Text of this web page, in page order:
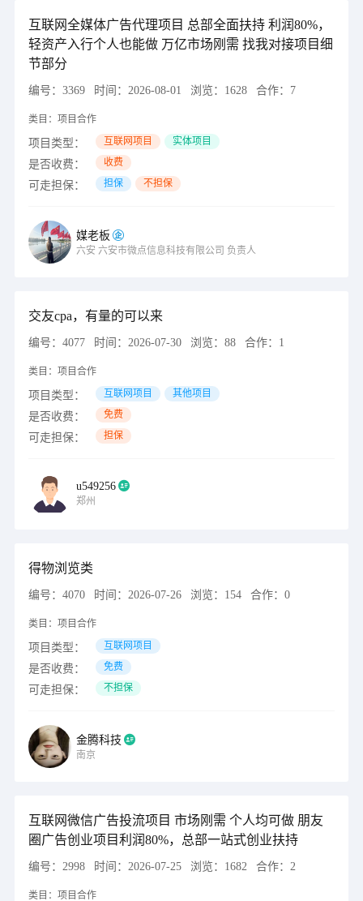
互联网全媒体广告代理项目 总部全面扶持 利润80%，
轻资产入行个人也能做 万亿市场刚需 找我对接项目细
节部分
编号： 3369 时间： 2026-08-01 浏览： 1628 合作： 7
类目： 项目合作
项目类型： 互联网项目 实体项目
是否收费： 收费
可走担保： 担保 不担保
媒老板
六安 六安市微点信息科技有限公司 负责人
交友cpa，有量的可以来
编号： 4077 时间： 2026-07-30 浏览： 88 合作： 1
类目： 项目合作
项目类型： 互联网项目 其他项目
是否收费： 免费
可走担保： 担保
u549256
郑州
得物浏览类
编号： 4070 时间： 2026-07-26 浏览： 154 合作： 0
类目： 项目合作
项目类型： 互联网项目
是否收费： 免费
可走担保： 不担保
金腾科技
南京
互联网微信广告投流项目 市场刚需 个人均可做 朋友
圈广告创业项目利润80%，总部一站式创业扶持
编号： 2998 时间： 2026-07-25 浏览： 1682 合作： 2
类目： 项目合作